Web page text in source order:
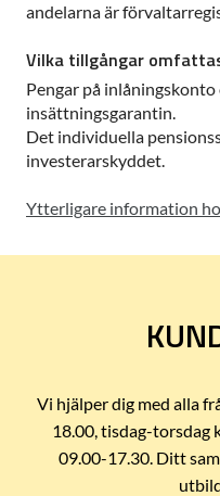
andelarna är
Vilka tillgångar
Pengar på
insättningsgarantin.
Det individuella
investerarskyddet.
Ytterligare information
Vi hjälper dig med alla
18.00, tisdag-torsdag
09.00-17.30. Ditt